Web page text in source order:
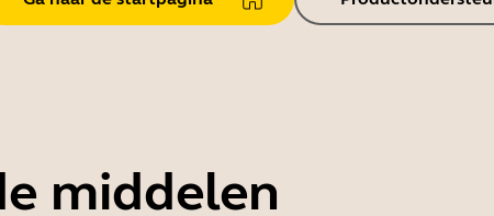
middelen